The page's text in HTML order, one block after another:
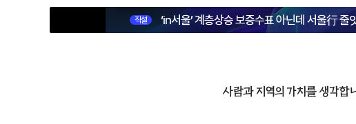
직설 ‘in서울’ 계층상승 보증수표 아닌데 서울行 줄
사람과 지역의 가치를 생각합